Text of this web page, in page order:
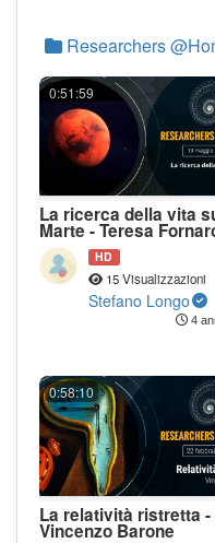
Researchers
0:51:59
La ricerca della vita
Marte - Teresa
HD
15 Visualizzazioni
Stefano Longo
4
0:58:10
La relatività ristretta -
Vincenzo Barone